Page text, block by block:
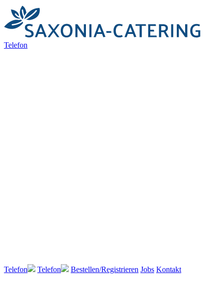
Telefon
Telefon Telefon Bestellen/Registrieren Jobs Kontakt